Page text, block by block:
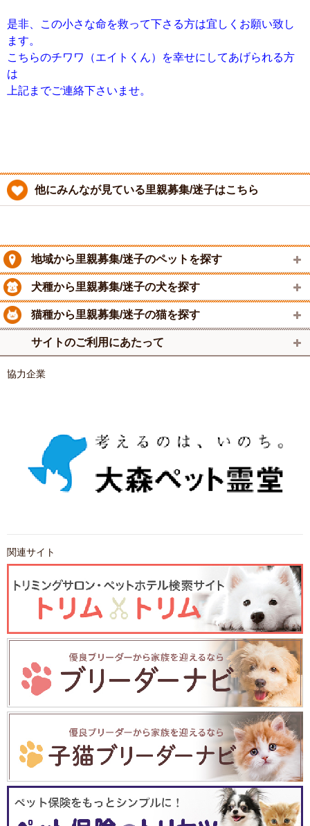
是非、この小さな命を救って下さる方は宜しくお願い致し
ます。
こちらのチワワ（エイトくん）を幸せにしてあげられる方
は
上記までご連絡下さいませ。
他にみんなが見ている里親募集/迷子はこちら
地域から里親募集/迷子のペットを探す
犬種から里親募集/迷子の犬を探す
猫種から里親募集/迷子の猫を探す
サイトのご利用にあたって
協力企業
関連サイト